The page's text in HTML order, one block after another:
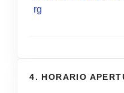
rg
4. HORARIO